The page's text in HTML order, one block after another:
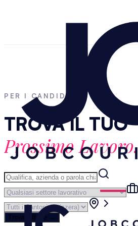
PER I CANDIDATI
TROVA IL TUO
Prossimo Lavoro.
Trova Offerte →